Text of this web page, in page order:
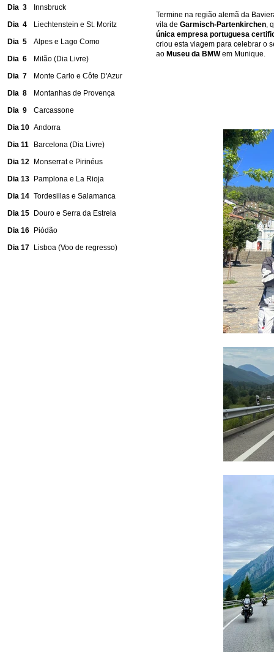
Dia 3
Dia 4
Dia 5
Dia 6
Dia 7
Dia 8
Dia 9
Dia 10
Dia 11
Dia 12
Dia 13
Dia 14
Dia 15
Dia 16
Dia 17
Innsbruck
Liechtenstein e St. Moritz
Alpes e Lago Como
Milão (Dia Livre)
Monte Carlo e Côte D'Azur
Montanhas de Provença
Carcassone
Andorra
Barcelona (Dia Livre)
Monserrat e Pirinéus
Pamplona e La Rioja
Tordesillas e Salamanca
Douro e Serra da Estrela
Piódão
Lisboa (Voo de regresso)
Termine na região alemã da
vila de Garmisch-Partenkirchen,
única empresa portuguesa
criou esta viagem para celebrar o
ao Museu da BMWem Munique.